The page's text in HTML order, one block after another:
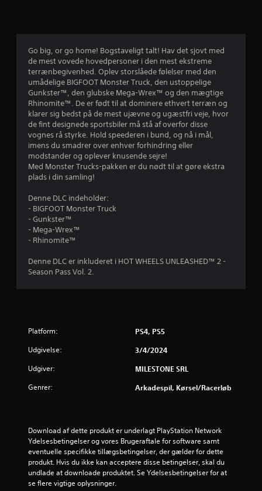
u
r
d
e
r
4
.
j
r
n
Go big, or go home! Bogstaveligt talt! Hav det sjovt med
de mest vovede hovedpersoner i den mest ekstreme
terrænbegivenhed. Oplev storslåede følelser med den
umådelige BIGFOOT Monster Truck, den ustoppelige
Gunkster™, den glubske Mega-Wrex™ og den mægtige
Rhinomite™. De er født til at dominere ethvert terræn og
klarer sig bedst på de mest ujævne og ugæstfri veje, hvor
de fint designede sportsbiler må stå af overfor disse
vognes rå styrke. Hold speederen i bund, og nå i mål,
imens du smadrer over enhver forhindring eller
modstander og oplever knusende sejre!
Med Monster Trucks-pakken er du nødt til at gøre ekstra
plads i din samling!
Denne DLC indeholder:
- BIGFOOT Monster Truck
- Gunkster™
- Mega-Wrex™
- Rhinomite™
Denne DLC er inkluderet i HOT WHEELS UNLEASHED™ 2 -
Season Pass Vol. 2.
Platform: PS4, PS5
Udgivelse: 3/4/2024
Udgiver: MILESTONE SRL
Genrer: Arkadespil, Kørsel/racerløb
Download af dette produkt er underlagt PlayStation Network
Ydelsesbetingelser og vores Brugeraftale for software samt
eventuelle specifikke tillægsbetingelser, der gælder for dette
produkt. Hvis du ikke kan acceptere disse betingelser, skal du
undlade at downloade produktet. Se Ydelsesbetingelser for at
se flere vigtige oplysninger.